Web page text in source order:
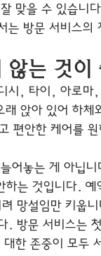
맞을 수 있습니
방문 서비스의
않는 것이
시, 타이, 아로마
앉아 있어 하체
편안한 케어를
어놓는 게 아닙
는 것입니다. 예
망설임만 키웁
. 방문 서비스는
한 존중이 모두